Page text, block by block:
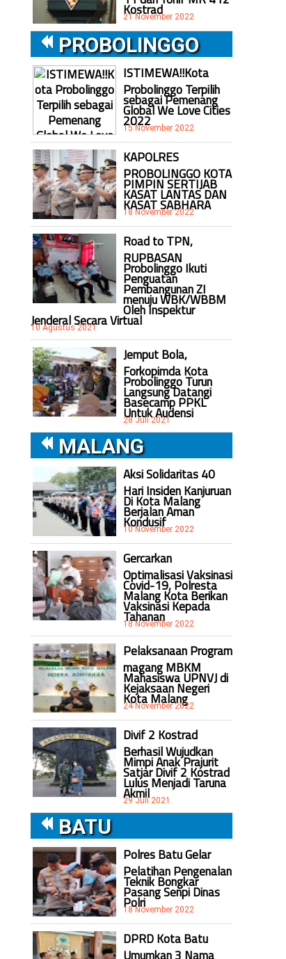
Kostrad
21 November 2022
PROBOLINGGO
ISTIMEWA!!Kota
Probolinggo Terpilih
sebagai Pemenang
Global We Love Cities
2022
15 November 2022
KAPOLRES
PROBOLINGGO KOTA
PIMPIN SERTIJAB
KASAT LANTAS DAN
KASAT SABHARA
18 November 2022
Road to TPN,
RUPBASAN
Probolinggo Ikuti
Penguatan
Pembangunan ZI
menuju WBK/WBBM
Oleh Inspektur
Jenderal Secara Virtual
10 Agustus 2021
Jemput Bola,
Forkopimda Kota
Probolinggo Turun
Langsung Datangi
Basecamp PPKL
Untuk Audensi
28 Juli 2021
MALANG
Aksi Solidaritas 40
Hari Insiden Kanjuruan
Di Kota Malang
Berjalan Aman
Kondusif
10 November 2022
Gercarkan
Optimalisasi Vaksinasi
Covid-19, Polresta
Malang Kota Berikan
Vaksinasi Kepada
Tahanan
18 November 2022
Pelaksanaan Program
magang MBKM
Mahasiswa UPNVJ di
Kejaksaan Negeri
Kota Malang
24 November 2022
Divif 2 Kostrad
Berhasil Wujudkan
Mimpi Anak Prajurit
Satjar Divif 2 Kostrad
Lulus Menjadi Taruna
Akmil
29 Juli 2021
BATU
Polres Batu Gelar
Pelatihan Pengenalan
Teknik Bongkar
Pasang Senpi Dinas
Polri
18 November 2022
DPRD Kota Batu
Umumkan 3 Nama